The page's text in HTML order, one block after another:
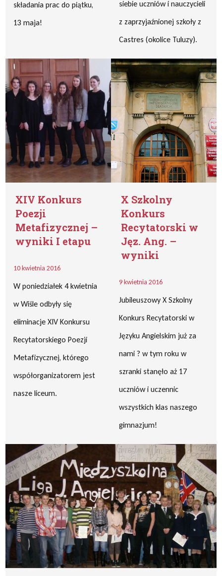
składania prac do piątku,
13 maja!
siebie uczniów i nauczycieli
z zaprzyjaźnionej szkoły z
Castres (okolice Tuluzy).
XIV Konkurs
Poezji
Metafizycznej –
wyniki I etapu
10 kwietnia 2016
W poniedziałek 4 kwietnia
w Wiśle odbyły się
eliminacje XIV Konkursu
Recytatorskiego Poezji
Metafizycznej, którego
współorganizatorem jest
nasze liceum.
X Szkolny
Konkurs
Recytatorski w
Jęz. Ang. –
wyniki
9 kwietnia 2016
Jubileuszowy X Szkolny
Konkurs Recytatorski w
Języku Angielskim już za
nami ? w tym roku w
szranki stanęło aż 17
uczniów i uczennic
wszystkich klas naszego
gimnazjum!